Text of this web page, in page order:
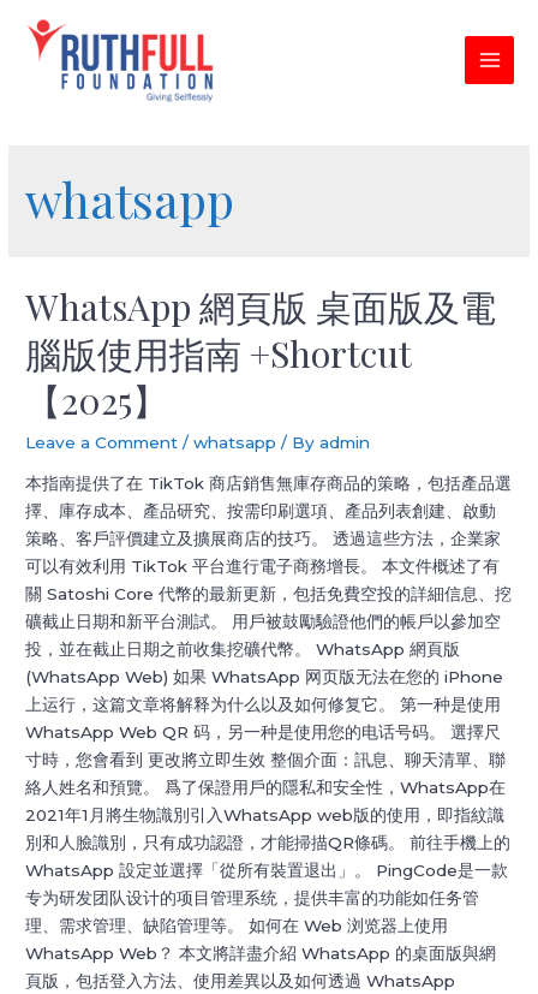
content
whatsapp
WhatsApp 網頁版 桌面版及電
腦版使用指南 +Shortcut
【2025】
Leave a Comment /whatsapp / Byadmin
本指南提供了在 TikTok 商店銷售無庫存商品的策略，包括產品選
擇、庫存成本、產品研究、按需印刷選項、產品列表創建、啟動
策略、客戶評價建立及擴展商店的技巧。 透過這些方法，企業家
可以有效利用 TikTok 平台進行電子商務增長。 本文件概述了有
關 Satoshi Core 代幣的最新更新，包括免費空投的詳細信息、挖
礦截止日期和新平台測試。 用戶被鼓勵驗證他們的帳戶以參加空
投，並在截止日期之前收集挖礦代幣。 WhatsApp 網頁版
(WhatsApp Web) 如果 WhatsApp 网页版无法在您的 iPhone
上运行，这篇文章将解释为什么以及如何修复它。 第一种是使用
WhatsApp Web QR 码，另一种是使用您的电话号码。 選擇尺
寸時，您會看到 更改將立即生效 整個介面：訊息、聊天清單、聯
絡人姓名和預覽。 爲了保證用戶的隱私和安全性，WhatsApp在
2021年1月將生物識別引入WhatsApp web版的使用，即指紋識
別和人臉識別，只有成功認證，才能掃描QR條碼。 前往手機上的
WhatsApp 設定並選擇「從所有裝置退出」。 PingCode是一款
专为研发团队设计的项目管理系统，提供丰富的功能如任务管
理、需求管理、缺陷管理等。 如何在 Web 浏览器上使用
WhatsApp Web？ 本文將詳盡介紹 WhatsApp 的桌面版與網
頁版，包括登入方法、使用差異以及如何透過 WhatsApp